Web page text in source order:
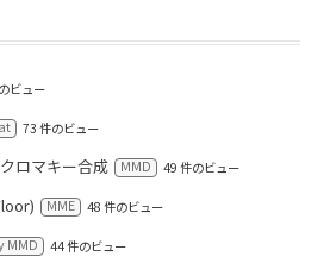
ビュー
73 件のビュー
ロマキー合成 MMD 49 件のビュー
MME 48 件のビュー
MMD 44 件のビュー